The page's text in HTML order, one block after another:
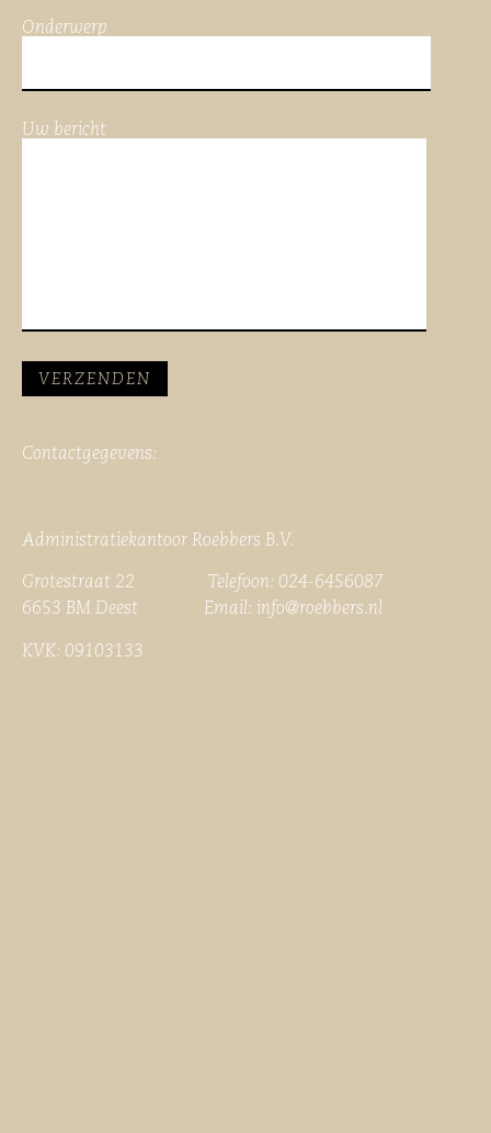
Onderwerp
Uw bericht
Contactgegevens:
Administratiekantoor Roebbers B.V.
Grotestraat 22 Telefoon: 024-6456087
6653 BM Deest Email: info@roebbers.nl
KVK: 09103133